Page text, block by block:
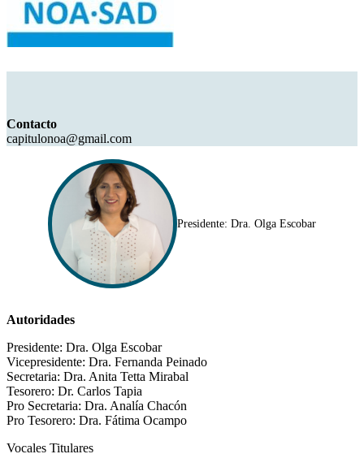
Contacto
capitulonoa@gmail.com
Presidente: Dra. Olga Escobar
Autoridades
Presidente: Dra. Olga Escobar
Vicepresidente: Dra. Fernanda Peinado
Secretaria: Dra. Anita Tetta Mirabal
Tesorero: Dr. Carlos Tapia
Pro Secretaria: Dra. Analía Chacón
Pro Tesorero: Dra. Fátima Ocampo
Vocales Titulares